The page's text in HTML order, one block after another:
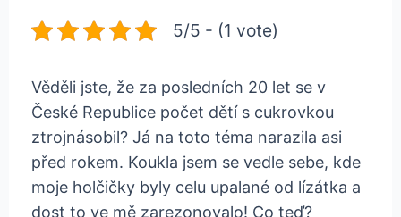
5/5 - (1 vote)
Věděli jste, že za posledních 20 let se v
České Republice počet dětí s cukrovkou
ztrojnásobil? Já na toto téma narazila asi
před rokem. Koukla jsem se vedle sebe, kde
moje holčičky byly celu upalané od lízátka a
dost to ve mě zarezonovalo! Co teď?